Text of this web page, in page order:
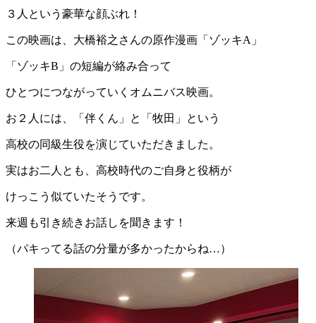
３人という豪華な顔ぶれ！
この映画は、大橋裕之さんの原作漫画「ゾッキA」
「ゾッキB」の短編が絡み合って
ひとつにつながっていくオムニバス映画。
お２人には、「伴くん」と「牧田」という
高校の同級生役を演じていただきました。
実はお二人とも、高校時代のご自身と役柄が
けっこう似ていたそうです。
来週も引き続きお話しを聞きます！
（パキってる話の分量が多かったからね…）